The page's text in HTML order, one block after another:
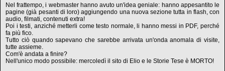
Nel frattempo, i webmaster hanno avuto un'idea geniale: hanno appesantito le
pagine (già pesanti di loro) aggiungendo una nuova sezione tutta in flash, con
audio, filmati, contenuti extra!
Poi i testi, anziché metterli come testo normale, li hanno messi in PDF, perché
fa più fico.
Tutto ciò quando sapevano che sarebbe arrivata un'onda anomala di visite,
tutte assieme.
Com'è andata a finire?
Nell'unico modo possibile: mercoledì il sito di Elio e le Storie Tese è MORTO!